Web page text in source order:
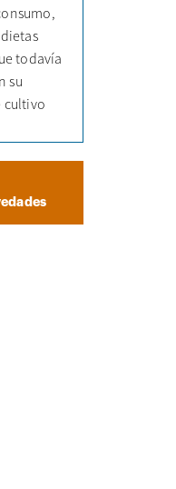
todavía
su
cultivo